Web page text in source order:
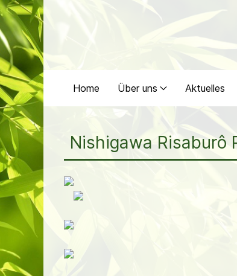
Home Über uns Aktuelles
Nishigawa Risaburô